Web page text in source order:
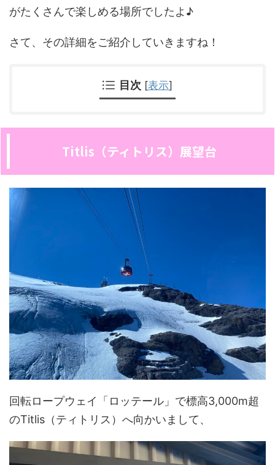
がたくさんで楽しめる場所でしたよ♪
さて、その詳細をご紹介していきますね！
目次 [表示]
Titlis（ティトリス）展望台
回転ロープウェイ「ロッテール」で標高3,000m超
のTitlis（ティトリス）へ向かいまして、